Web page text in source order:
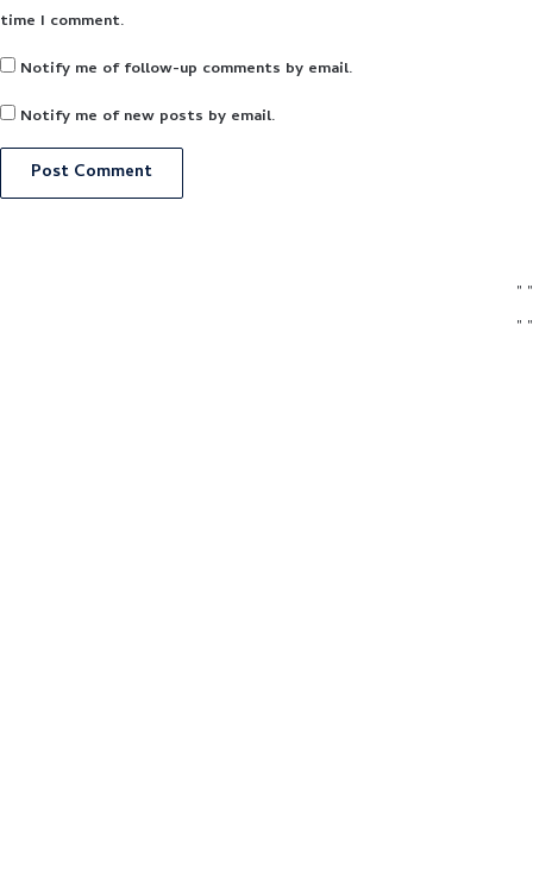
time I comment.
Notify me of follow-up comments by email.
Notify me of new posts by email.